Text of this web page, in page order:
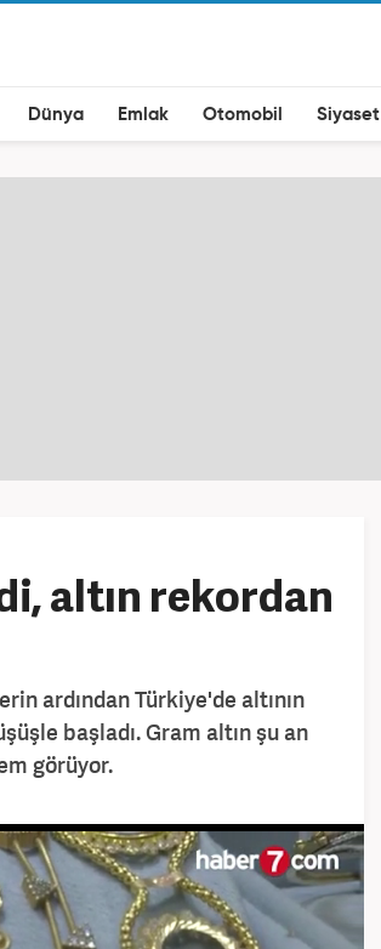
Dünya Emlak Otomobil Siyaset
altın rekordan
ardından Türkiye'de altının
başladı. Gram altın şu an
görüyor.